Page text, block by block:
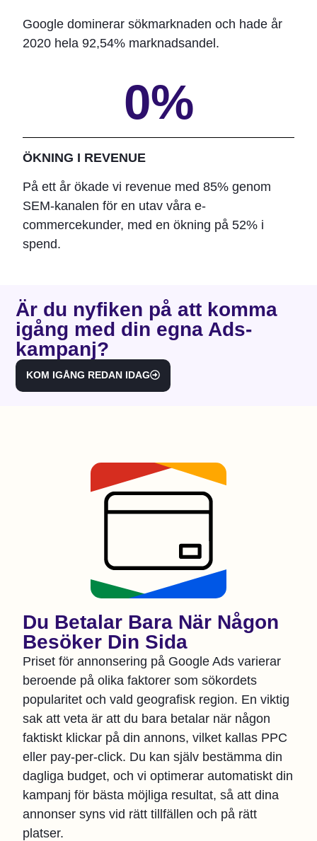
Google dominerar sökmarknaden och hade år
2020 hela 92,54% marknadsandel.
0%
ÖKNING I REVENUE
På ett år ökade vi revenue med 85% genom
SEM-kanalen för en utav våra e-
commercekunder, med en ökning på 52% i
spend.
Är du nyfiken på att komma
igång med din egna Ads-
kampanj?
KOM IGÅNG REDAN IDAG
Du Betalar Bara När Någon
Besöker Din Sida
Priset för annonsering på Google Ads varierar
beroende på olika faktorer som sökordets
popularitet och vald geografisk region. En viktig
sak att veta är att du bara betalar när någon
faktiskt klickar på din annons, vilket kallas PPC
eller pay-per-click. Du kan själv bestämma din
dagliga budget, och vi optimerar automatiskt din
kampanj för bästa möjliga resultat, så att dina
annonser syns vid rätt tillfällen och på rätt
platser.